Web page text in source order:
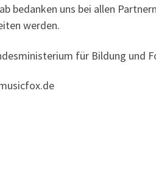
bedanken uns bei allen
werden.
für Bildung und